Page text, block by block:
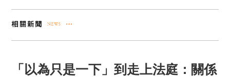
「以為只是一下」到走上法庭：關係